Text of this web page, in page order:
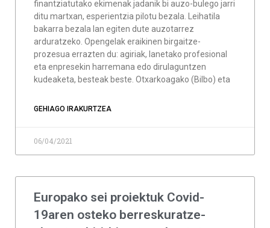
finantziatutako ekimenak jadanik bi auzo-bulego jarri
ditu martxan, esperientzia pilotu bezala. Leihatila
bakarra bezala lan egiten dute auzotarrez
arduratzeko. Opengelak eraikinen birgaitze-
prozesua errazten du: agiriak, lanetako profesional
eta enpresekin harremana edo dirulaguntzen
kudeaketa, besteak beste. Otxarkoagako (Bilbo) eta
GEHIAGO IRAKURTZEA
06/04/2021
Europako sei proiektuk Covid-
19aren osteko berreskuratze-